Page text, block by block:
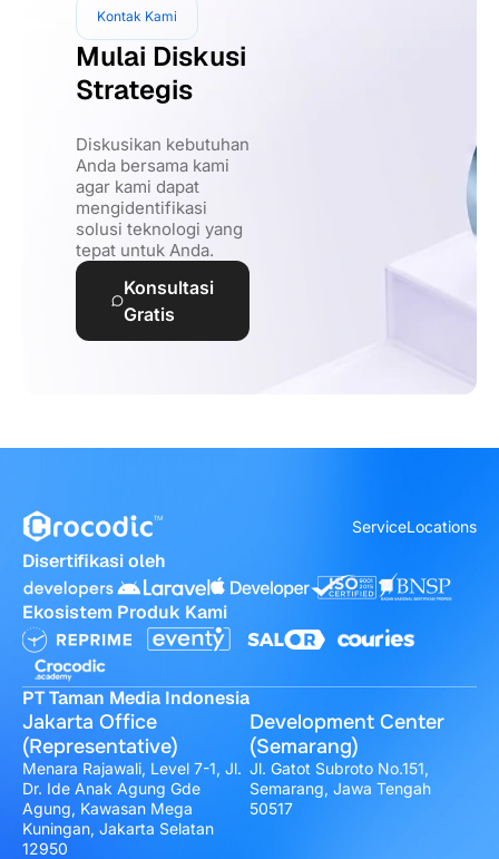
Kontak Kami
Mulai Diskusi
Strategis
Diskusikan kebutuhan
Anda bersama kami
agar kami dapat
mengidentifikasi
solusi teknologi yang
tepat untuk Anda.
Konsultasi
Gratis
ServiceLocations
Disertifikasi oleh
Ekosistem Produk Kami
PT Taman Media Indonesia
Jakarta Office
(Representative)
Menara Rajawali, Level 7-1, Jl.
Dr. Ide Anak Agung Gde
Agung, Kawasan Mega
Kuningan, Jakarta Selatan
12950
Development Center
(Semarang)
Jl. Gatot Subroto No.151,
Semarang, Jawa Tengah
50517